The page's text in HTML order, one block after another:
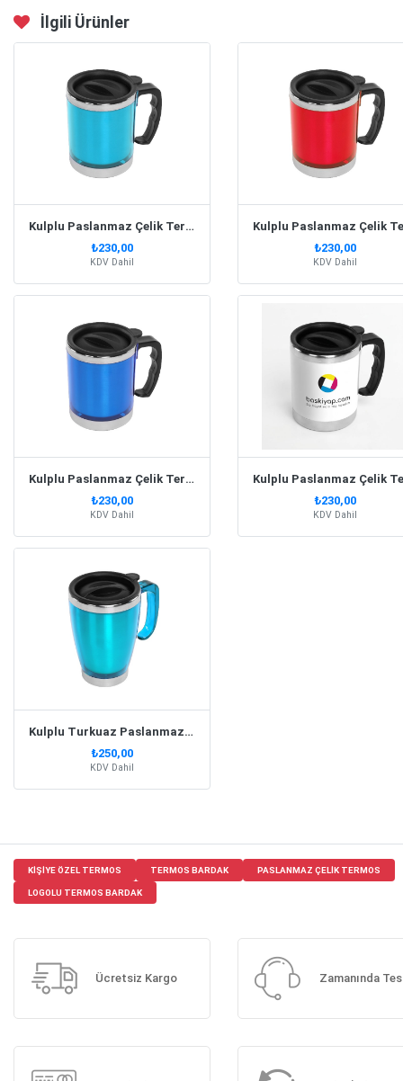
İlgili Ürünler
Kulplu Paslanmaz Çelik Termos Kupa 330 Ml – Turkuaz
₺230,00
KDV Dahil
₺230,00
KDV Dahil
Kulplu Paslanmaz Çelik Termos Kupa 330 Ml – Lacivert
₺230,00
KDV Dahil
₺230,00
KDV Dahil
Kulplu Turkuaz Paslanmaz Çelik Termos Kupa – 415 Ml
₺250,00
KDV Dahil
KIŞIYE ÖZEL TERMOS TERMOS BARDAK PASLANMAZ ÇELIK TERMOS
LOGOLU TERMOS BARDAK
Ücretsiz Kargo Zamanında